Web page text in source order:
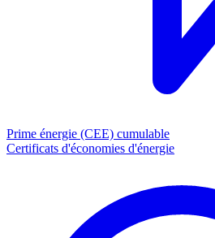
Prime énergie (CEE) cumulable
Certificats d'économies d'énergie